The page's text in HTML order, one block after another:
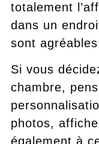
totalement
dans un
sont
Si vous
chambre,
photos,
également à